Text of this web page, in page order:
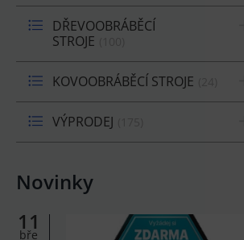
DŘEVOOBRÁBĚCÍ
STROJE
KOVOOBRÁBĚCÍ STROJE
VÝPRODEJ
Novinky
11
bře